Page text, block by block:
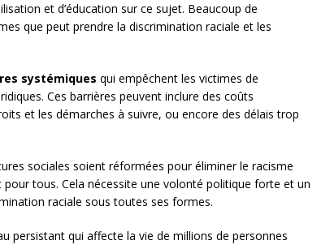
et d’éducation sur ce sujet. Beaucoup de
que peut prendre la discrimination raciale et les
systémiques qui empêchent les victimes de
Ces barrières peuvent inclure des coûts
et les démarches à suivre, ou encore des délais trop
sociales soient réformées pour éliminer le racisme
tous. Cela nécessite une volonté politique forte et un
raciale sous toutes ses formes.
persistant qui affecte la vie de millions de personnes